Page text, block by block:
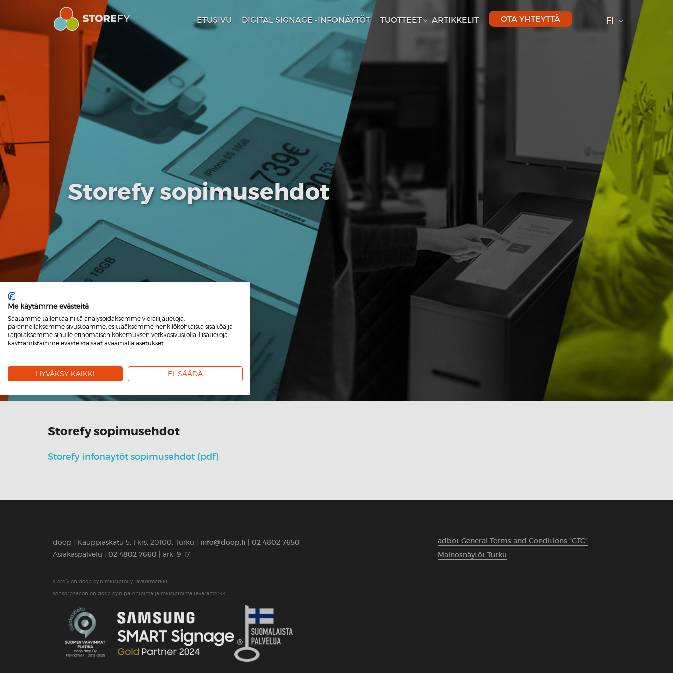
ETUSIVU DIGITAL SIGNAGE -INFONÄYTÖT TUOTTEET ARTIKKELIT OTA YHTEYTTÄ FI
Storefy sopimusehdot
Storefy sopimusehdot
Storefy infonaytöt sopimusehdot (pdf)
doop | Kauppiaskatu 5, I krs, 20100, Turku | info@doop.fi | 02 4802 7650
Asiakaspalvelu | 02 4802 7660 | ark. 9–17
storefy on doop oy:n rekisteröity tavaramerkki
sensorbeacon on doop oy:n patentoima ja rekisteröimä tavaramerkki
adbot General Terms and Conditions ”GTC”
Mainosnäytöt Turku
Me käytämme evästeitä
Saatamme tallentaa niitä analysoidaksemme vierailijatietoja,
parannellaksemme sivustoamme, esittääksemme henkilökohtaista sisältöä ja
tarjotaksemme sinulle erinomaisen kokemuksen verkkosivustolla. Lisätietoja
käyttämistämme evästeistä saat avaamalla asetukset.
HYVÄKSY KAIKKI EI, SÄÄDÄ